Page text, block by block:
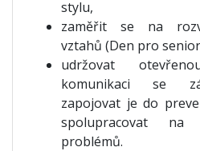
stylu,
zaměřit se na
vztahů (Den pro
udržovat
komunikaci se
zapojovat je do
spolupracovat na
problémů.